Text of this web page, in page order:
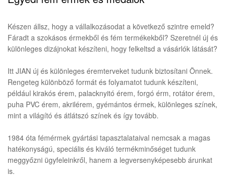
Készen állsz, hogy a vállalkozásodat a következő szintre emeld?
Fáradt a szokásos érmekből és fém termékekből? Szeretnél új és
különleges dizájnokat készíteni, hogy felkeltsd a vásárlók látását?
Itt JIAN új és különleges éremterveket tudunk biztosítani Önnek.
Rengeteg különböző formát és folyamatot tudunk készíteni,
például kirakós érem, palacknyitó érem, forgó érm, rotátor érem,
puha PVC érem, akrilérem, gyémántos érmek, különleges színek,
mint a világító és átlátszó színek és így tovább.
1984 óta fémérmek gyártási tapasztalataival nemcsak a magas
hatékonyságú, speciális és kiváló termékminőséget tudunk
meggyőzni ügyfeleinkről, hanem a legversenyképesebb árunkat
is.